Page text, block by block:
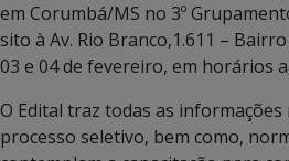
em Corumbá/MS no 3º
sito à Av. Rio Branco,1.611 –
03 e 04 de fevereiro, em horários
O Edital traz todas as informações
processo seletivo, bem como,